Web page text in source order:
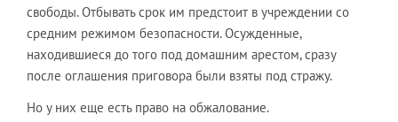
свободы. Отбывать срок им предстоит в учреждении со
средним режимом безопасности. Осужденные,
находившиеся до того под домашним арестом, сразу
после оглашения приговора были взяты под стражу.
Но у них еще есть право на обжалование.